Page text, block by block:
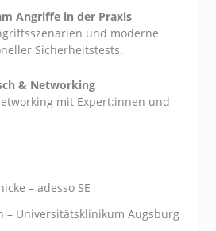
Angriffe in der Praxis
und moderne
Sicherheitstests.
& Networking
mit Expert:innen und
– adesso SE
– Universitätsklinikum Augsburg